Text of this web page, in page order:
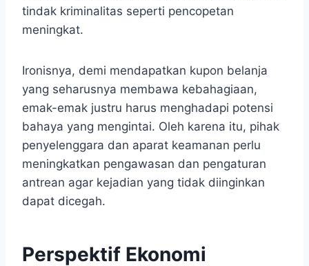
tindak kriminalitas seperti pencopetan
meningkat.
Ironisnya, demi mendapatkan kupon belanja
yang seharusnya membawa kebahagiaan,
emak-emak justru harus menghadapi potensi
bahaya yang mengintai. Oleh karena itu, pihak
penyelenggara dan aparat keamanan perlu
meningkatkan pengawasan dan pengaturan
antrean agar kejadian yang tidak diinginkan
dapat dicegah.
Perspektif Ekonomi